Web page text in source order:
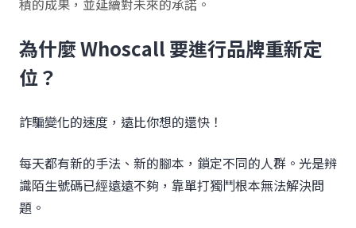
積的成果，並延續對未來的承諾。
為什麼 Whoscall 要進行品牌重新定
位？
詐騙變化的速度，遠比你想的還快！
每天都有新的手法、新的腳本，鎖定不同的人群。光是辨
識陌生號碼已經遠遠不夠，靠單打獨鬥根本無法解決問
題。